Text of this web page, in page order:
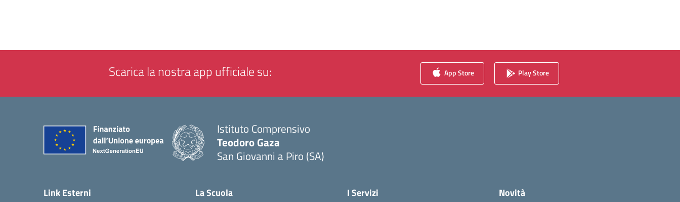
Scarica la nostra app ufficiale su: App Store Play Store
Istituto Comprensivo
Teodoro Gaza
San Giovanni a Piro (SA)
Link Esterni La Scuola I Servizi Novità